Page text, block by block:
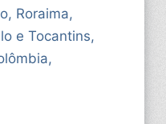
Roraima,
e Tocantins,